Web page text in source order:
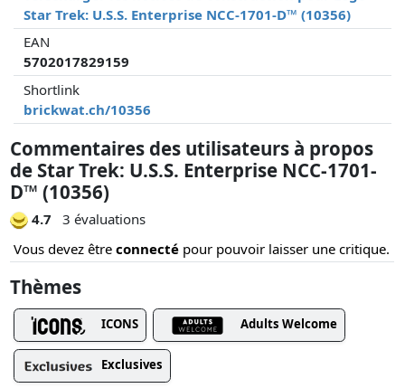
Star Trek: U.S.S. Enterprise NCC-1701-D™ (10356)
EAN
5702017829159
Shortlink
brickwat.ch/10356
Commentaires des utilisateurs à propos
de Star Trek: U.S.S. Enterprise NCC-1701-
D™ (10356)
4.7
3 évaluations
Vous devez être connecté pour pouvoir laisser une critique.
Thèmes
ICONS Adults Welcome
Exclusives